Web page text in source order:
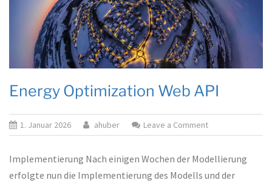
Energy Optimization Web API
1. Januar 2026 ahuber Leave a Commenton
Energy
Optimization
API
Implementierung Nach einigen Wochen der Modellierung
erfolgte nun die Implementierung des Modells und der